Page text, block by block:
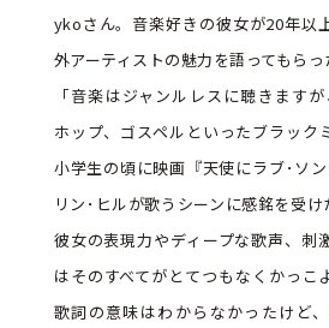
ykoさん。音楽好きの彼女が20年以
外アーティストの魅力を語ってもらっ
「音楽はジャンルレスに聴きます
ホップ、ゴスペルといったブラック
小学生の頃に映画『天使にラブ･ソ
リン･ヒルが歌うシーンに感銘を受け
彼女の表現力やディープな歌声、刺
はそのすべてがとてつもなくかっこ
歌詞の意味はわからなかったけど